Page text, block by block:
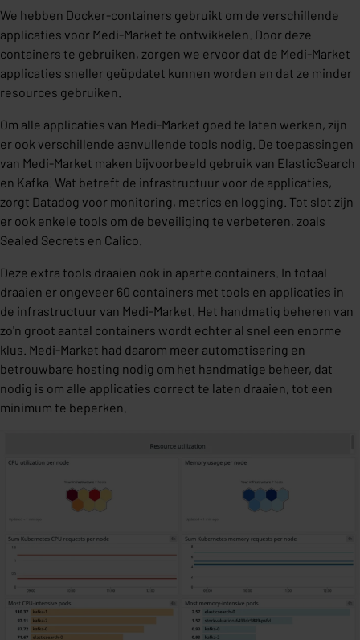
We hebben Docker-containers gebruikt om de verschillende
applicaties voor Medi-Market te ontwikkelen. Door deze
containers te gebruiken, zorgen we ervoor dat de Medi-Market
applicaties sneller geüpdatet kunnen worden en dat ze minder
resources gebruiken.
Om alle applicaties van Medi-Market goed te laten werken, zijn
er ook verschillende aanvullende tools nodig. De toepassingen
van Medi-Market maken bijvoorbeeld gebruik van ElasticSearch
en Kafka. Wat betreft de infrastructuur voor de applicaties,
zorgt Datadog voor monitoring, metrics en logging. Tot slot zijn
er ook enkele tools om de beveiliging te verbeteren, zoals
Sealed Secrets en Calico.
Deze extra tools draaien ook in aparte containers. In totaal
draaien er ongeveer 60 containers met tools en applicaties in
de infrastructuur van Medi-Market. Het handmatig beheren van
zo'n groot aantal containers wordt echter al snel een enorme
klus. Medi-Market had daarom meer automatisering en
betrouwbare hosting nodig om het handmatige beheer, dat
nodig is om alle applicaties correct te laten draaien, tot een
minimum te beperken.